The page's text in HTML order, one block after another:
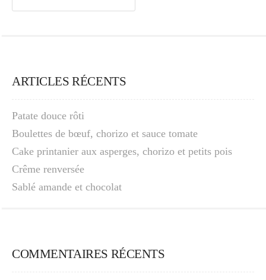
ARTICLES RÉCENTS
Patate douce rôti
Boulettes de bœuf, chorizo et sauce tomate
Cake printanier aux asperges, chorizo et petits pois
Crême renversée
Sablé amande et chocolat
COMMENTAIRES RÉCENTS